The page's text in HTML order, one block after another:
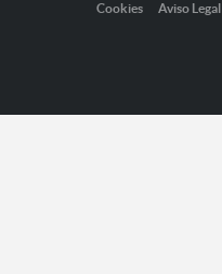
Cookies Aviso Legal